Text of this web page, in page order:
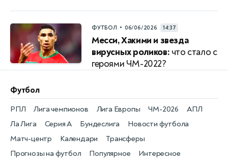
ФУТБОЛ • 06/06/2026 14:37
Месси, Хакими и звезда
вирусных роликов: что стало с
героями ЧМ-2022?
Футбол
Новости футбола
РПЛ
Матч-центр
Лига чемпионов
Календари
Лига Европы
Трансферы
ЧМ-2026
Прогнозы на футбол
АПЛ
Популярное
Ла Лига
Интересное
Серия А Бундеслига